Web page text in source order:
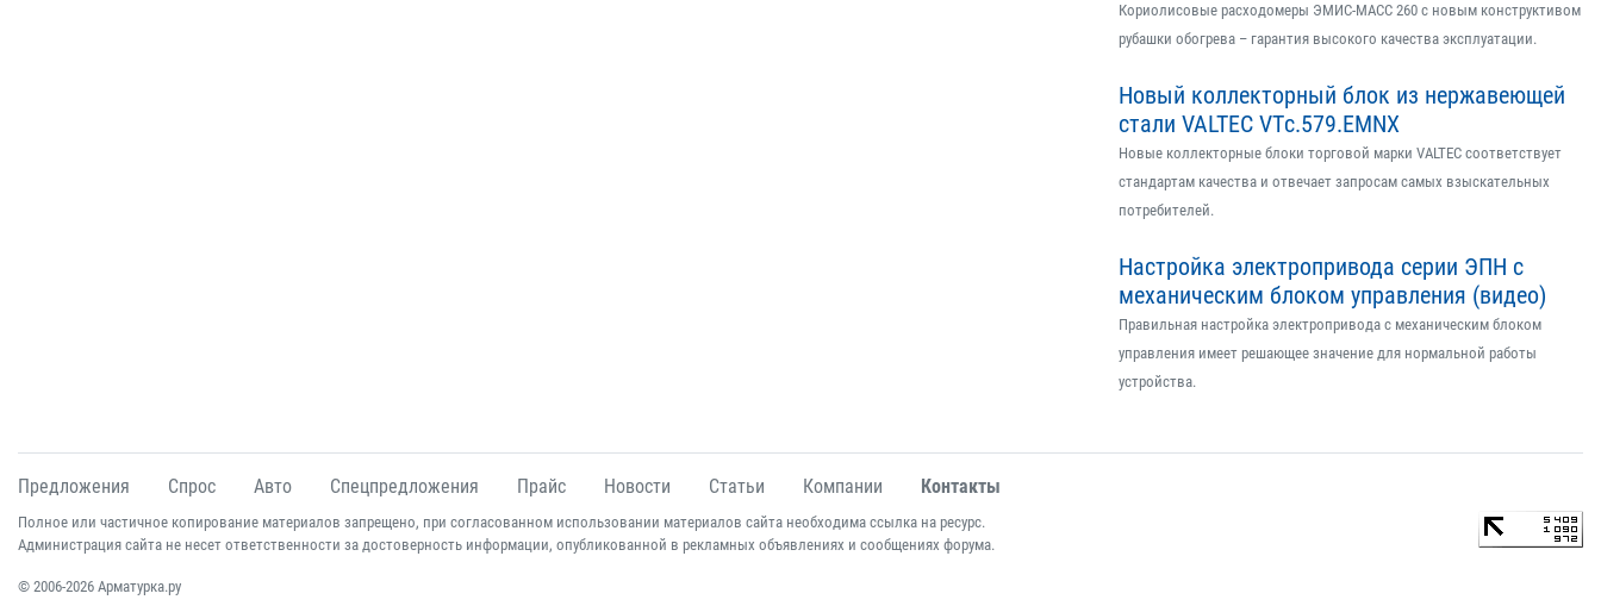
Кориолисовые расходомеры ЭМИС-МАСС 260 с новым конструктивом
рубашки обогрева – гарантия высокого качества эксплуатации.
Новый коллекторный блок из нержавеющей
стали VALTEC VTс.579.EMNX
Новые коллекторные блоки торговой марки VALTEC соответствует
стандартам качества и отвечает запросам самых взыскательных
потребителей.
Настройка электропривода серии ЭПН с
механическим блоком управления (видео)
Правильная настройка электропривода с механическим блоком
управления имеет решающее значение для нормальной работы
устройства.
Предложения Спрос Авто Спецпредложения Прайс Новости Статьи Компании Контакты
Полное или частичное копирование материалов запрещено, при согласованном использовании материалов сайта необходима ссылка на ресурс.
Администрация сайта не несет ответственности за достоверность информации, опубликованной в рекламных объявлениях и сообщениях форума.
© 2006-2026 Арматурка.ру